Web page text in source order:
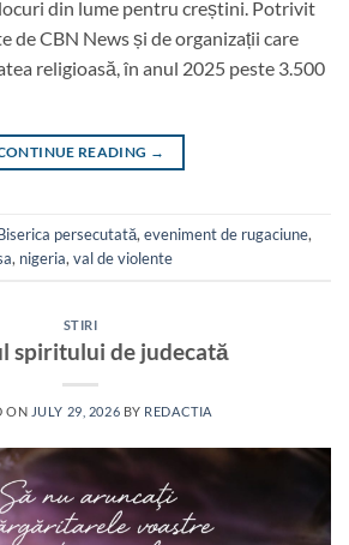
din lume pentru creștini. Potrivit
de CBN News și de organizații care
religioasă, în anul 2025 peste 3.500
READING →
persecutată, eveniment de rugaciune,
, nigeria, val de violente
STIRI
spiritului de judecată
ON JULY 29, 2026 BY REDACTIA